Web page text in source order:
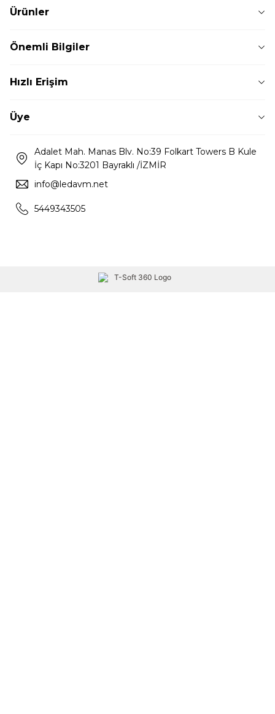
Ürünler
Önemli Bilgiler
Hızlı Erişim
Üye
Adalet Mah. Manas Blv. No:39 Folkart Towers B Kule
İç Kapı No:3201 Bayraklı /İZMİR
info@ledavm.net
5449343505